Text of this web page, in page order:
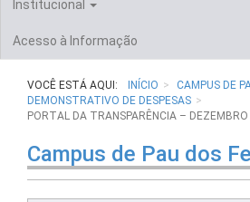
Institucional
Acesso à Informação
VOCÊ ESTÁ AQUI: INÍCIO
CAMPUS DE
DEMONSTRATIVO DE DESPESAS
PORTAL DA TRANSPARÊNCIA – DEZEMBRO
Campus de Pau dos